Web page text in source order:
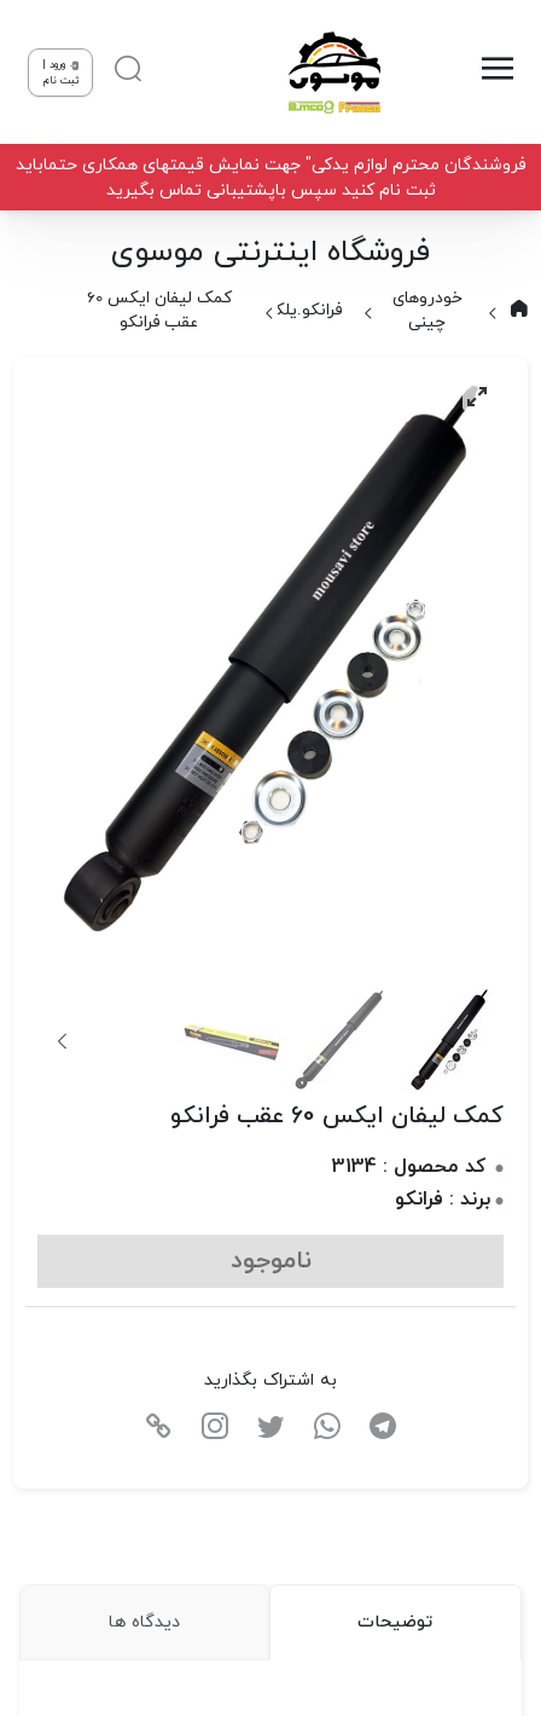
ورود |
ثبت نام
فروشندگان محترم لوازم یدکی" جهت نمایش قیمتهای همکاری حتماباید
ثبت نام کنید سپس باپشتیبانی تماس بگیرید
فروشگاه اینترنتی موسوی
خودروهای
چینی
فرانکو.یلکن
کمک لیفان ایکس 60
عقب فرانکو
کمک لیفان ایکس 60 عقب فرانکو
کد محصول : 3134
برند : فرانکو
ناموجود
به اشتراک بگذارید
توضیحات دیدگاه ها